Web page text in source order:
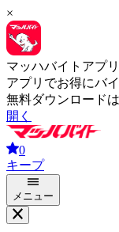
×
マッハバイトアプリ
アプリでお得にバ
無料ダウンロード
開く
0
キープ
メニュー